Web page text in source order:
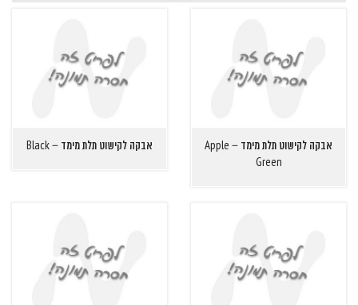
אבקה לקישוט תלת מימד – Apple
Green
אבקה לקישוט תלת מימד – Black